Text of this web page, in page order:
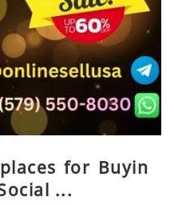
for Buyin
...